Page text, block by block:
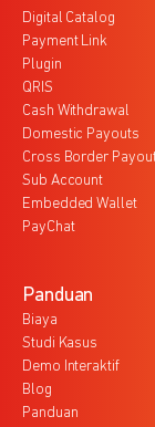
Digital Catalog
Payment Link
Plugin
QRIS
Cash Withdrawal
Domestic Payouts
Cross Border
Sub Account
Embedded Wallet
PayChat
Panduan
Biaya
Studi Kasus
Demo Interaktif
Blog
Panduan